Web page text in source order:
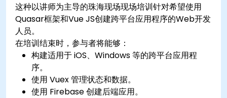
这种以讲师为主导的珠海现场现场培训针对希望使用
Quasar框架和Vue JS创建跨平台应用程序的Web开发
人员。
在培训结束时，参与者将能够：
构建适用于 iOS、Windows 等的跨平台应用程
序。
使用 Vuex 管理状态和数据。
使用 Firebase 创建后端应用。